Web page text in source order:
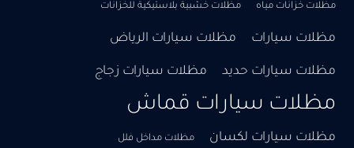
مظلات خزانات مياه مظلات خشبية بلاستيكية للخزانات
مظلات سيارات مظلات سيارات الرياض
مظلات سيارات حديد مظلات سيارات زجاج
مظلات سيارات قماش
مظلات سيارات لكسان مظلات مداخل فلل